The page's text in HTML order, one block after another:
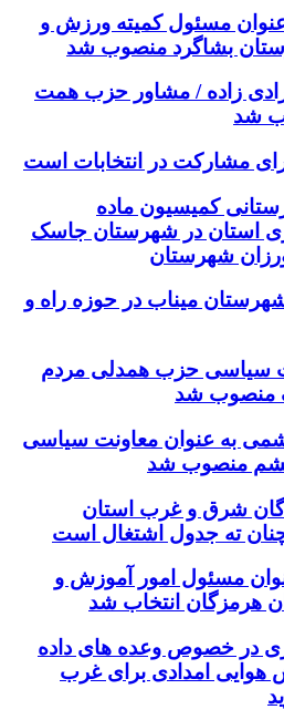
عنوان مسئول کمیته ورزش و
بشاگرد منصوب شد
زاده / مشاور حزب همت
شد
مشارکت در انتخابات است
کمیسیون ماده
استان در شهرستان جاسک
شهرستان
میناب در حوزه راه و
سیاسی حزب همدلی مردم
منصوب شد
به عنوان معاونت سیاسی
منصوب شد
شرق و غرب استان
ته جدول اشتغال است
مسئول امور آموزش و
انتخاب شد
در خصوص وعده های داده
امدادی برای غرب